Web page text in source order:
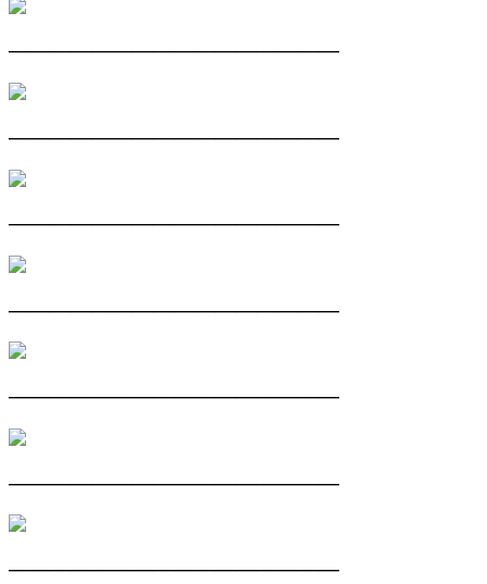
————————————————
————————————————
————————————————
————————————————
————————————————
————————————————
————————————————